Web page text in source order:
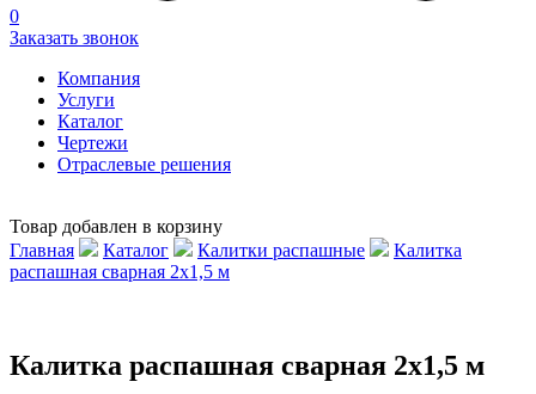
0
Заказать звонок
Компания
Услуги
Каталог
Чертежи
Отраслевые решения
Товар добавлен в корзину
Главная
Каталог Калитки распашные
Калитка
распашная сварная 2х1,5 м
Калитка распашная сварная 2х1,5 м